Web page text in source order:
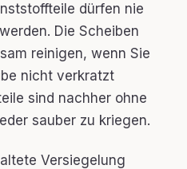
dürfen nie
Die Scheiben
reinigen, wenn Sie
nicht verkratzt
sind nachher ohne
sauber zu kriegen.
Versiegelung